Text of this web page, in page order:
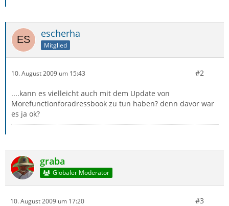
escherha
Mitglied
10. August 2009 um 15:43 #2
....kann es vielleicht auch mit dem Update von
Morefunctionforadressbook zu tun haben? denn davor war
es ja ok?
graba
Globaler Moderator
10. August 2009 um 17:20 #3